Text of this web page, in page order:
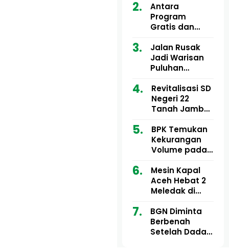
Utara Buka
Pelatihan Deep
Learning serta
Artifisial bagi
Guru
Matematika
Antara
Program
Gratis dan
Motor Imum
Gampong, Uji
Nyali APH
Bermain di
Balik Rp250
Ribu
Jalan Rusak
Jadi Warisan
Puluhan
dan Tgk
Muharuddin
Kini Didesak
Revitalisasi SD
Negeri 22
Tanah Jambo
Miliar Tuai
Sorotan, Publik
Pertanyakan
Anggaran
BPK Temukan
Kekurangan
Volume pada
Aceh Utara
Tahun 2024,
Pengembalian
Sepenuhnya
Tuntas
Mesin Kapal
Aceh Hebat 2
Meledak di
Ulee Lheue, 14
Orang Derita
Luka Bakar
BGN Diminta
Berbenah
Setelah Dadan